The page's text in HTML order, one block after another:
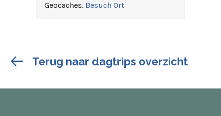
Geocaches. Besuch Ort
Terug naar dagtrips overzicht